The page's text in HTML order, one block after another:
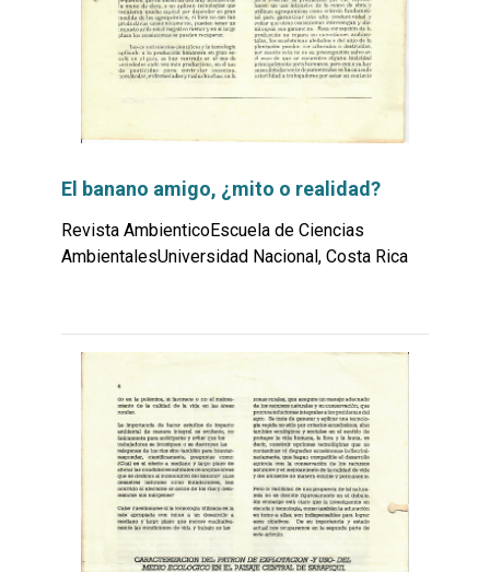
El banano amigo, ¿mito o realidad?
Revista AmbienticoEscuela de Ciencias
AmbientalesUniversidad Nacional, Costa Rica